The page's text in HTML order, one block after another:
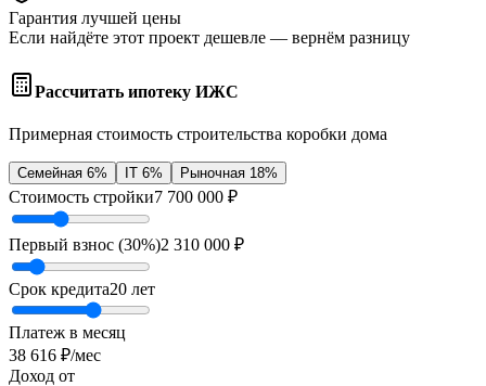
Гарантия лучшей цены
Если найдёте этот проект дешевле — вернём разницу
Рассчитать ипотеку ИЖС
Примерная стоимость строительства коробки дома
Семейная 6% IT 6% Рыночная 18%
Стоимость стройки7 700 000 ₽
Первый взнос (30%)2 310 000 ₽
Срок кредита20 лет
Платеж в месяц
38 616 ₽/мес
Доход от